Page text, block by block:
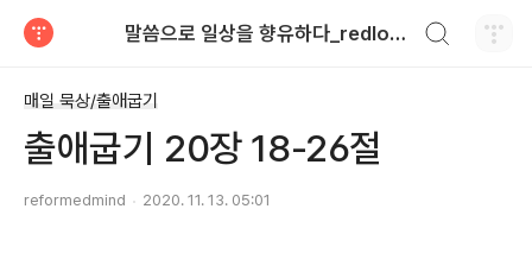
말씀으로 일상을 향유하다_redlongstone
매일 묵상/출애굽기
출애굽기 20장 18-26절
reformedmind 2020. 11. 13. 05:01